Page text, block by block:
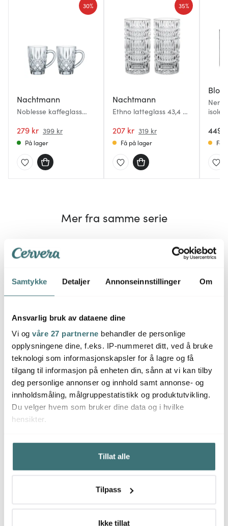
Samtykke Detaljer Annonseinnstillinger Om
Ansvarlig bruk av dataene dine
Vi og våre 27 partnerne behandler de personlige
opplysningene dine, f.eks. IP-nummeret ditt, ved å bruke
teknologi som informasjonskapsler for å lagre og få
tilgang til informasjon på enheten din, sånn at vi kan tilby
deg personlige annonser og innhold samt annonse- og
innholdsmåling, målgruppestatistikk og produktutvikling.
Du velger hvem som bruker dine data og i hvilke
hensikter.
Hvis du gir oss lov, vil vi også gjerne:
Innhente informasjon om den geografiske
beliggenheten din, som kan være nøyaktig innenfor
Identifisere enheten din ved å aktivt skanne den for
kan du lese om hvordan dine personlige
Tillat alle
Tilpass
Ikke tillat
Nachtmann
Noblesse kaffeglass
279 kr 399 kr
30%
På lager
Nachtmann
Ethno latteglass 43,4 cl
207 kr 319 kr
35%
Få på lager
Nero
449
Få
Mer fra samme serie
Aida
Harvey cocktailglass 26
cl 4 stk
249 kr
På lager
Aida
Harvey glassett kanne
1L + 4 whiskyglass
419 kr
På lager
Du kanskje også liker